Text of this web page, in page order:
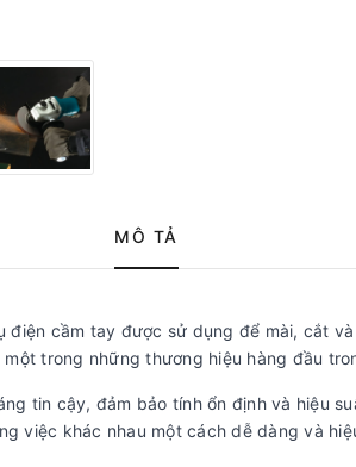
MÔ TẢ
điện cầm tay được sử dụng để mài, cắt
trong những thương hiệu hàng đầu
tin cậy, đảm bảo tính ổn định và hiệu
việc khác nhau một cách dễ dàng và